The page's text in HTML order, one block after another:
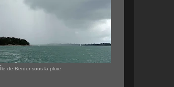
Île de Berder sous la pluie